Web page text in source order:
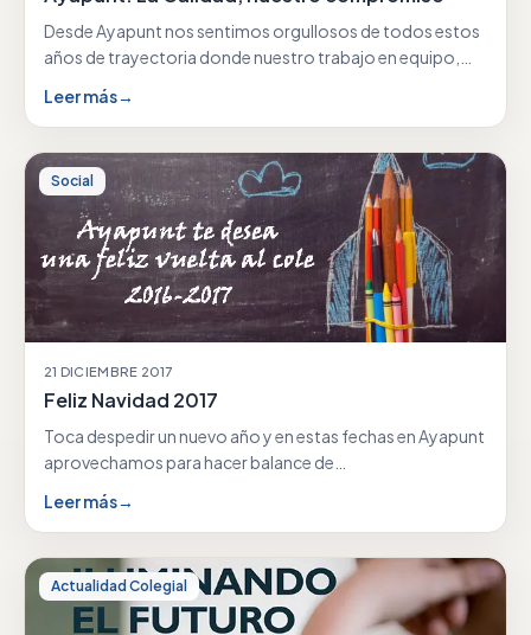
Desde Ayapunt nos sentimos orgullosos de todos estos
años de trayectoria donde nuestro trabajo en equipo,
Leer más→
Social
21 DICIEMBRE 2017
Feliz Navidad 2017
Toca despedir un nuevo año y en estas fechas en Ayapunt
aprovechamos para hacer balance de…
Leer más→
Actualidad Colegial